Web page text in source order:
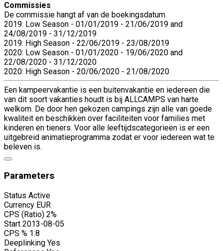
Commissies
De commissie hangt af van de boekingsdatum.
2019: Low Season - 01/01/2019 - 21/06/2019 and
24/08/2019 - 31/12/2019
2019: High Season - 22/06/2019 - 23/08/2019
2020: Low Season - 01/01/2020 - 19/06/2020 and
22/08/2020 - 31/12/2020
2020: High Season - 20/06/2020 - 21/08/2020
Een kampeervakantie is een buitenvakantie en iedereen die
van dit soort vakanties houdt is bij ALLCAMPS van harte
welkom. De door hen gekozen campings zijn alle van goede
kwaliteit en beschikken over faciliteiten voor families met
kinderen en tieners. Voor alle leeftijdscategorieën is er een
uitgebreid animatieprogramma zodat er voor iedereen wat te
beleven is.
Parameters
Status Active
Currency EUR
CPS (Ratio) 2%
Start 2013-08-05
CPS % 1.8
Deeplinking Yes